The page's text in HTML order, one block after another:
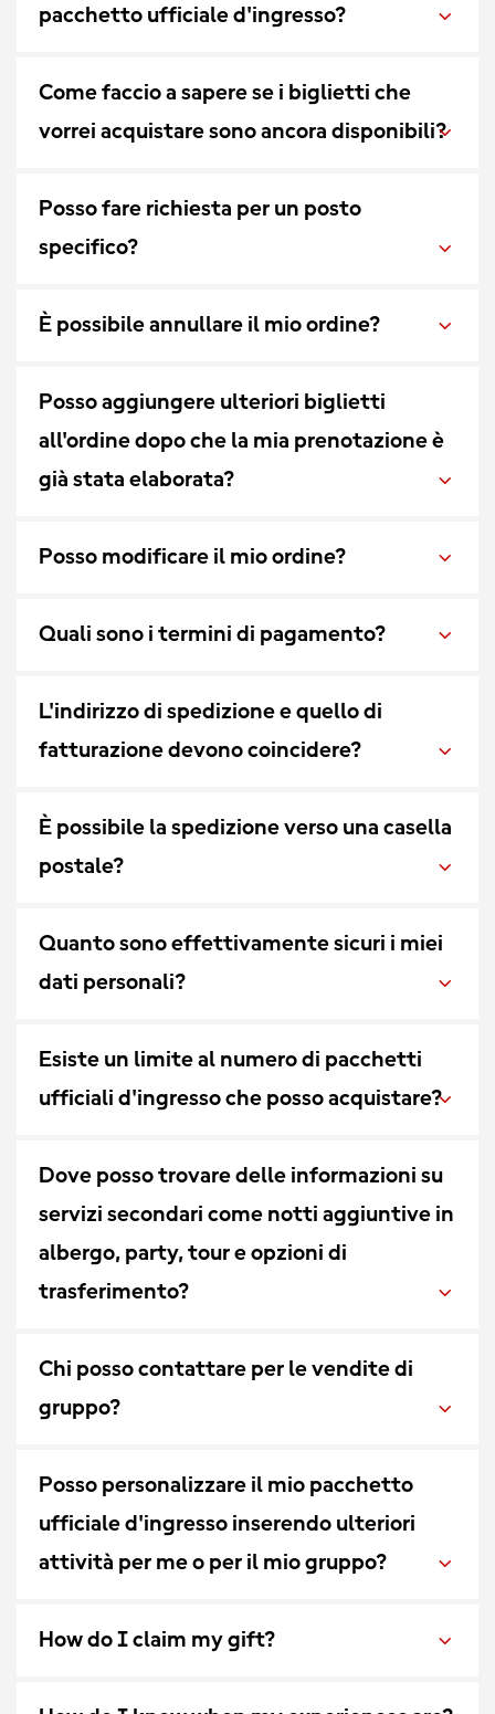
pacchetto ufficiale d'ingresso?
Come faccio a sapere se i biglietti che
vorrei acquistare sono ancora disponibili?
Posso fare richiesta per un posto
specifico?
È possibile annullare il mio ordine?
Posso aggiungere ulteriori biglietti
all'ordine dopo che la mia prenotazione è
già stata elaborata?
Posso modificare il mio ordine?
Quali sono i termini di pagamento?
L'indirizzo di spedizione e quello di
fatturazione devono coincidere?
È possibile la spedizione verso una casella
postale?
Quanto sono effettivamente sicuri i miei
dati personali?
Esiste un limite al numero di pacchetti
ufficiali d'ingresso che posso acquistare?
Dove posso trovare delle informazioni su
servizi secondari come notti aggiuntive in
albergo, party, tour e opzioni di
trasferimento?
Chi posso contattare per le vendite di
gruppo?
Posso personalizzare il mio pacchetto
ufficiale d'ingresso inserendo ulteriori
attività per me o per il mio gruppo?
How do I claim my gift?